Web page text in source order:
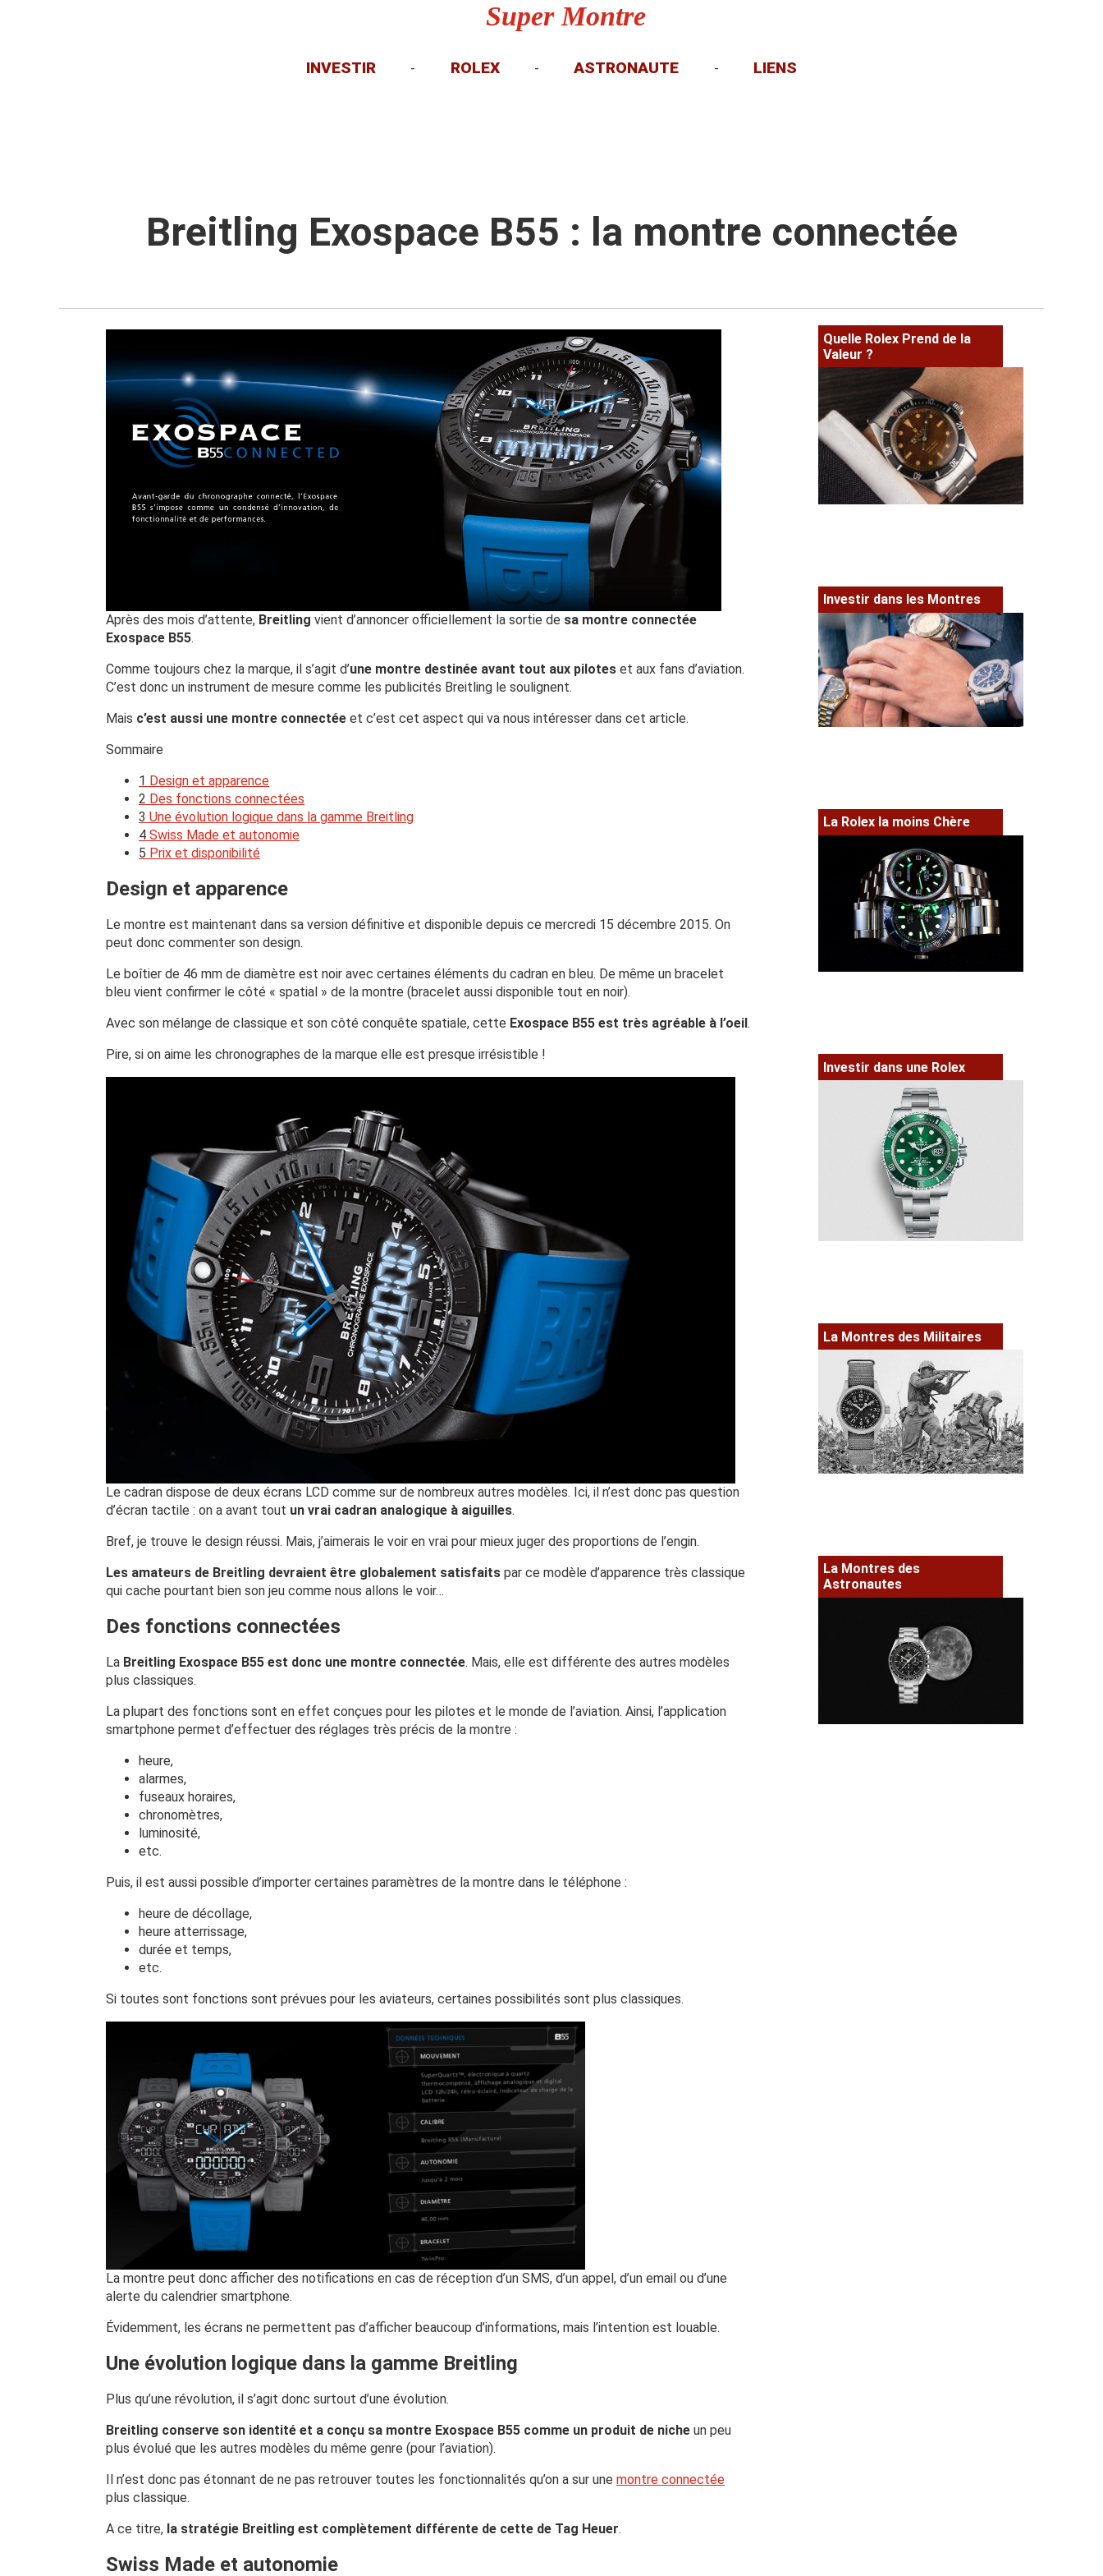
Super Montre
INVESTIR - ROLEX - ASTRONAUTE - LIENS
Breitling Exospace B55 : la montre connectée
Après des mois d’attente, Breitling vient d’annoncer officiellement la sortie de sa montre connectée
Exospace B55.
Comme toujours chez la marque, il s’agit d’une montre destinée avant tout aux pilotes et aux fans d’aviation.
C’est donc un instrument de mesure comme les publicités Breitling le soulignent.
Mais c’est aussi une montre connectée et c’est cet aspect qui va nous intéresser dans cet article.
Sommaire
1 Design et apparence
2 Des fonctions connectées
3 Une évolution logique dans la gamme Breitling
4 Swiss Made et autonomie
5 Prix et disponibilité
Design et apparence
Le montre est maintenant dans sa version définitive et disponible depuis ce mercredi 15 décembre 2015. On
peut donc commenter son design.
Le boîtier de 46 mm de diamètre est noir avec certaines éléments du cadran en bleu. De même un bracelet
bleu vient confirmer le côté « spatial » de la montre (bracelet aussi disponible tout en noir).
Avec son mélange de classique et son côté conquête spatiale, cette Exospace B55 est très agréable à l’oeil.
Pire, si on aime les chronographes de la marque elle est presque irrésistible !
Le cadran dispose de deux écrans LCD comme sur de nombreux autres modèles. Ici, il n’est donc pas question
d’écran tactile : on a avant tout un vrai cadran analogique à aiguilles.
Bref, je trouve le design réussi. Mais, j’aimerais le voir en vrai pour mieux juger des proportions de l’engin.
Les amateurs de Breitling devraient être globalement satisfaits par ce modèle d’apparence très classique
qui cache pourtant bien son jeu comme nous allons le voir…
Des fonctions connectées
La Breitling Exospace B55 est donc une montre connectée. Mais, elle est différente des autres modèles
plus classiques.
La plupart des fonctions sont en effet conçues pour les pilotes et le monde de l’aviation. Ainsi, l’application
smartphone permet d’effectuer des réglages très précis de la montre :
heure,
alarmes,
fuseaux horaires,
chronomètres,
luminosité,
etc.
Puis, il est aussi possible d’importer certaines paramètres de la montre dans le téléphone :
heure de décollage,
heure atterrissage,
durée et temps,
etc.
Si toutes sont fonctions sont prévues pour les aviateurs, certaines possibilités sont plus classiques.
La montre peut donc afficher des notifications en cas de réception d’un SMS, d’un appel, d’un email ou d’une
alerte du calendrier smartphone.
Évidemment, les écrans ne permettent pas d’afficher beaucoup d’informations, mais l’intention est louable.
Une évolution logique dans la gamme Breitling
Plus qu’une révolution, il s’agit donc surtout d’une évolution.
Breitling conserve son identité et a conçu sa montre Exospace B55 comme un produit de niche un peu
plus évolué que les autres modèles du même genre (pour l’aviation).
Il n’est donc pas étonnant de ne pas retrouver toutes les fonctionnalités qu’on a sur une montre connectée
plus classique.
A ce titre, la stratégie Breitling est complètement différente de cette de Tag Heuer.
Swiss Made et autonomie
Quelle Rolex Prend de la
Valeur ?
Investir dans les Montres
La Rolex la moins Chère
Investir dans une Rolex
La Montres des Militaires
La Montres des
Astronautes